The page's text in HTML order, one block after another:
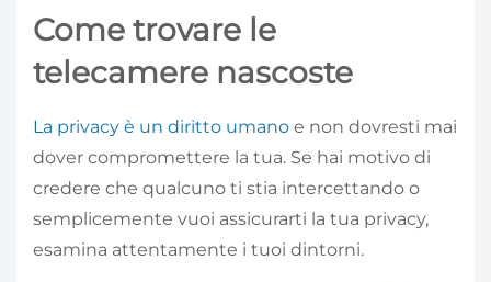
Come trovare le
telecamere nascoste
La privacy è un diritto umano e non dovresti mai
dover compromettere la tua. Se hai motivo di
credere che qualcuno ti stia intercettando o
semplicemente vuoi assicurarti la tua privacy,
esamina attentamente i tuoi dintorni.